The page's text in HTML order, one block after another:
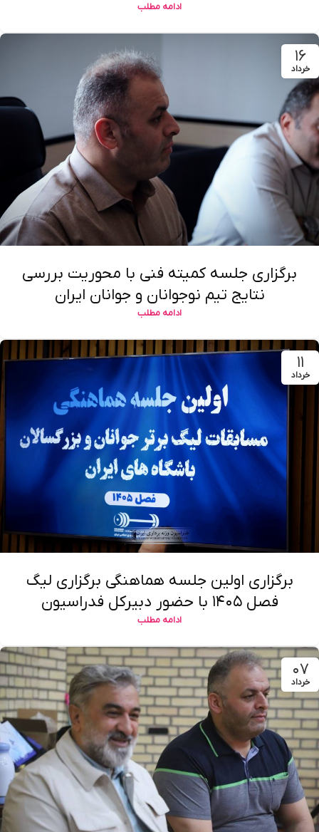
ادامه مطلب
۱۶
خرداد
برگزاری جلسه کمیته فنی با محوریت بررسی
نتایج تیم نوجوانان و جوانان ایران
ادامه مطلب
۱۱
خرداد
برگزاری اولین جلسه هماهنگی برگزاری لیگ
فصل ۱۴۰۵ با حضور دبیرکل فدراسیون
ادامه مطلب
۰۷
خرداد